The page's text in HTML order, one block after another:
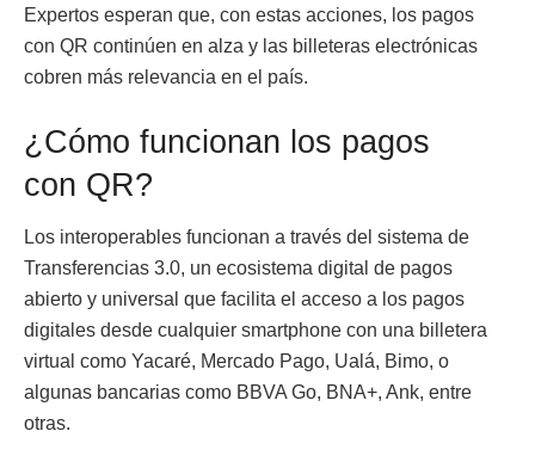
Expertos esperan que, con estas acciones, los pagos
con QR continúen en alza y las billeteras electrónicas
cobren más relevancia en el país.
¿Cómo funcionan los pagos
con QR?
Los interoperables funcionan a través del sistema de
Transferencias 3.0, un ecosistema digital de pagos
abierto y universal que facilita el acceso a los pagos
digitales desde cualquier smartphone con una billetera
virtual como Yacaré, Mercado Pago, Ualá, Bimo, o
algunas bancarias como BBVA Go, BNA+, Ank, entre
otras.